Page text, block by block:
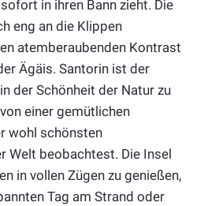
in ihren Bann zieht. Die
eng an die Klippen
atemberaubenden Kontrast
Ägäis. Santorin ist der
der Schönheit der Natur zu
einer gemütlichen
wohl schönsten
Welt beobachtest. Die Insel
in vollen Zügen zu genießen,
Tag am Strand oder